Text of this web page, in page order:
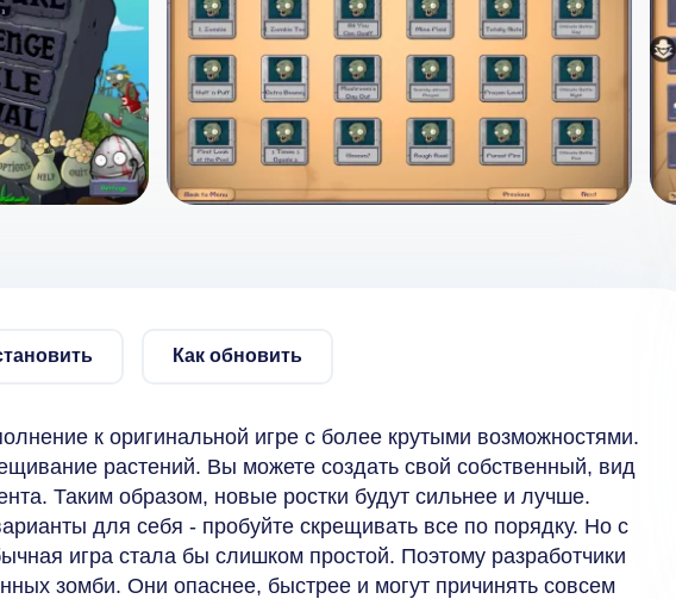
Как обновить
к оригинальной игре с более крутыми возможностями.
растений. Вы можете создать свой собственный, вид
Таким образом, новые ростки будут сильнее и лучше.
для себя - пробуйте скрещивать все по порядку. Но с
игра стала бы слишком простой. Поэтому разработчики
зомби. Они опаснее, быстрее и могут причинять совсем